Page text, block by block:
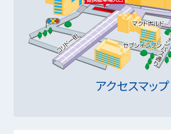
アクセスマップ